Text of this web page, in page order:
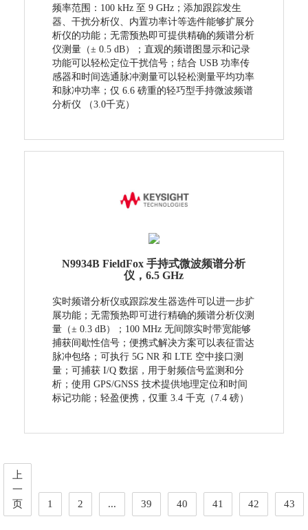
频率范围：100 kHz 至 9 GHz；添加跟踪发生
器、干扰分析仪、内置功率计等选件能够扩展分
析仪的功能；无需预热即可提供精确的频谱分析
仪测量（± 0.5 dB）；直观的频谱图显示和记录
功能可以轻松定位干扰信号；结合 USB 功率传
感器和时间选通脉冲测量可以轻松测量平均功率
和脉冲功率；仅 6.6 磅重的轻巧型手持微波频谱
分析仪 （3.0千克）
N9934B FieldFox 手持式微波频谱分析
仪，6.5 GHz
实时频谱分析仪或跟踪发生器选件可以进一步扩
展功能；无需预热即可进行精确的频谱分析仪测
量（± 0.3 dB）；100 MHz 无间隙实时带宽能够
捕获间歇性信号；便携式解决方案可以表征雷达
脉冲包络；可执行 5G NR 和 LTE 空中接口测
量；可捕获 I/Q 数据，用于射频信号监测和分
析；使用 GPS/GNSS 技术提供地理定位和时间
标记功能；轻盈便携，仅重 3.4 千克（7.4 磅）
上
一
页
1 2 ... 39 40 41 42 43